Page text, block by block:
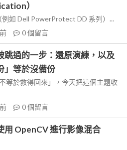
）
如 Dell PowerProtect DD 系列）...
0個留言
跳過的一步：還原演練，以及
」等於沒備份
等於救得回來」，今天把這個主題收
0個留言
用 OpenCV 進行影像混合